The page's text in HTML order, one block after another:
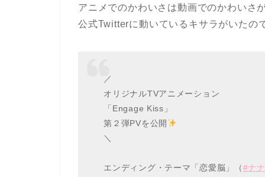
アニメでのかわいさは動画でのかわいさ
公式Twitterに動いているキサラがいたの
／
オリジナルTVアニメーション
「Engage Kiss」
第２弾PVを公開
＼
エンディング・テーマ「恋愛脳」（#ナ